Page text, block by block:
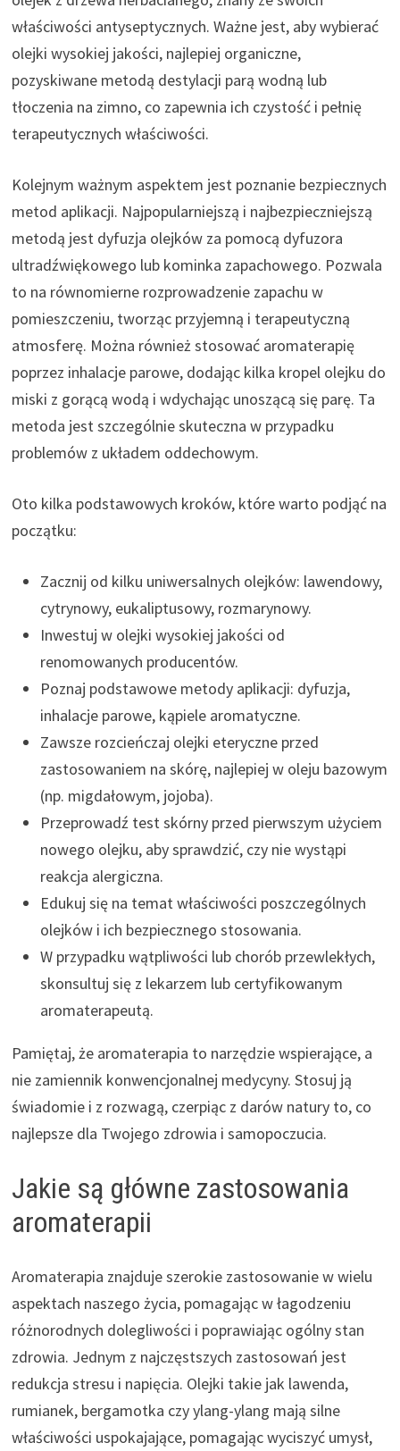
właściwości antyseptycznych. Ważne jest, aby wybierać
olejki wysokiej jakości, najlepiej organiczne,
pozyskiwane metodą destylacji parą wodną lub
tłoczenia na zimno, co zapewnia ich czystość i pełnię
terapeutycznych właściwości.
Kolejnym ważnym aspektem jest poznanie bezpiecznych
metod aplikacji. Najpopularniejszą i najbezpieczniejszą
metodą jest dyfuzja olejków za pomocą dyfuzora
ultradźwiękowego lub kominka zapachowego. Pozwala
to na równomierne rozprowadzenie zapachu w
pomieszczeniu, tworząc przyjemną i terapeutyczną
atmosferę. Można również stosować aromaterapię
poprzez inhalacje parowe, dodając kilka kropel olejku do
miski z gorącą wodą i wdychając unoszącą się parę. Ta
metoda jest szczególnie skuteczna w przypadku
problemów z układem oddechowym.
Oto kilka podstawowych kroków, które warto podjąć na
początku:
Zacznij od kilku uniwersalnych olejków: lawendowy,
cytrynowy, eukaliptusowy, rozmarynowy.
Inwestuj w olejki wysokiej jakości od
renomowanych producentów.
Poznaj podstawowe metody aplikacji: dyfuzja,
inhalacje parowe, kąpiele aromatyczne.
Zawsze rozcieńczaj olejki eteryczne przed
zastosowaniem na skórę, najlepiej w oleju bazowym
(np. migdałowym, jojoba).
Przeprowadź test skórny przed pierwszym użyciem
nowego olejku, aby sprawdzić, czy nie wystąpi
reakcja alergiczna.
Edukuj się na temat właściwości poszczególnych
olejków i ich bezpiecznego stosowania.
W przypadku wątpliwości lub chorób przewlekłych,
skonsultuj się z lekarzem lub certyfikowanym
aromaterapeutą.
Pamiętaj, że aromaterapia to narzędzie wspierające, a
nie zamiennik konwencjonalnej medycyny. Stosuj ją
świadomie i z rozwagą, czerpiąc z darów natury to, co
najlepsze dla Twojego zdrowia i samopoczucia.
Jakie są główne zastosowania
aromaterapii
Aromaterapia znajduje szerokie zastosowanie w wielu
aspektach naszego życia, pomagając w łagodzeniu
różnorodnych dolegliwości i poprawiając ogólny stan
zdrowia. Jednym z najczęstszych zastosowań jest
redukcja stresu i napięcia. Olejki takie jak lawenda,
rumianek, bergamotka czy ylang-ylang mają silne
właściwości uspokajające, pomagając wyciszyć umysł,